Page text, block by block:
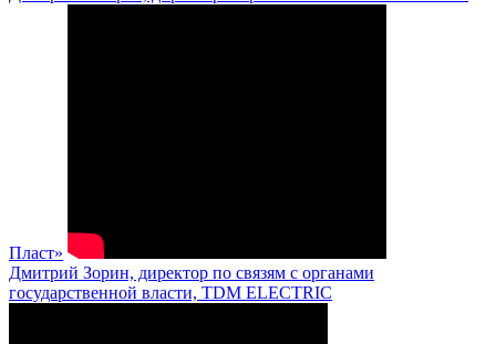
Пласт»
Дмитрий Зорин, директор по связям с органами
государственной власти, TDM ELECTRIC